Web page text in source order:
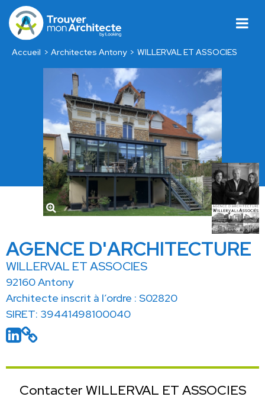
Accueil Architectes Antony WILLERVAL ET ASSOCIES
AGENCE D'ARCHITECTURE
WILLERVAL ET ASSOCIES
92160 Antony
Architecte inscrit à l’ordre : S02820
SIRET: 39441498100040
Contacter WILLERVAL ET ASSOCIES